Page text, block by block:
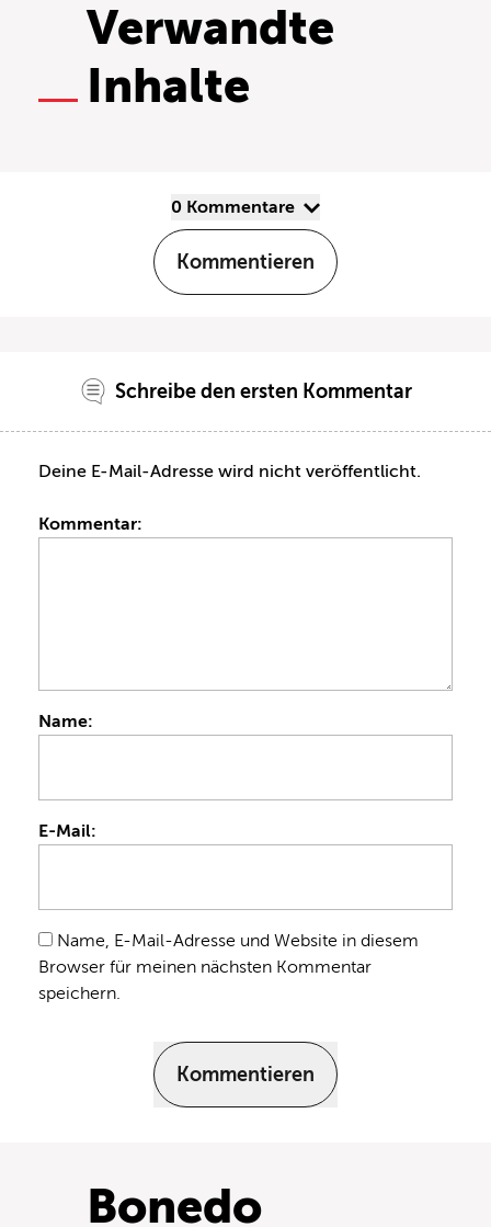
Verwandte
Inhalte
0 Kommentare
Kommentieren
Schreibe den ersten Kommentar
Deine E-Mail-Adresse wird nicht veröffentlicht.
Kommentar:
Name:
E-Mail:
Name, E-Mail-Adresse und Website in diesem
Browser für meinen nächsten Kommentar
speichern.
Kommentieren
Bonedo